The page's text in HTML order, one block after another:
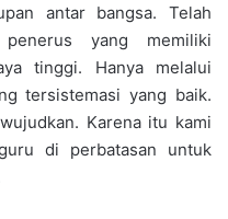
antar bangsa. Telah
yang memiliki
tinggi. Hanya melalui
tersistemasi yang baik.
Karena itu kami
di perbatasan untuk